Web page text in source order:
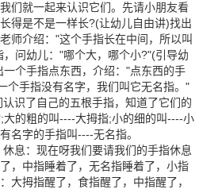
们就一起来认识它们。先请小朋友看
得是不是一样长?(让幼儿自由讲)找出
师介绍："这个手指长在中间，所以叫
问幼儿："哪个大，哪个小?"(引导幼
个手指点东西，介绍："点东西的手
个手指没有名字，我们叫它无名指。"
了自己的五根手指，知道了它们的
的粗的叫----大拇指;小的细的叫----小
名字的手指叫----无名指。
：现在呀我们要请我们的手指休息
，中指睡着了，无名指睡着了，小指
大拇指醒了，食指醒了，中指醒了，